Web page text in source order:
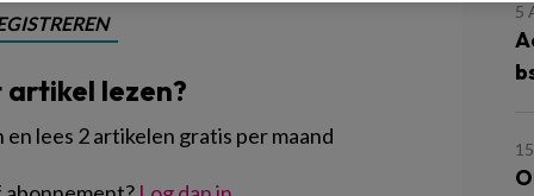
lezen?
lees 2 artikelen gratis per maand
5